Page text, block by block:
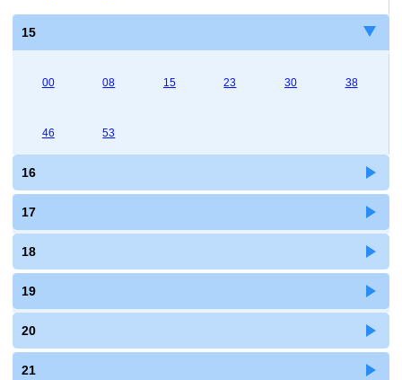
15
00 08 15 23 30 38
46 53
16
17
18
19
20
21